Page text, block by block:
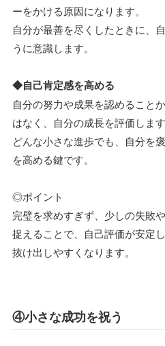
ーをかける原因になります。
自分が最善を尽くしたときに、
うに意識します。
◆自己肯定感を高める
自分の努力や成果を認めること
はなく、自分の成長を評価します
どんな小さな進歩でも、自分を
を高める鍵です。
◎ポイント
完璧を求めすぎず、少しの失敗
捉えることで、自己評価が安定
抜け出しやすくなります。
④小さな成功を祝う